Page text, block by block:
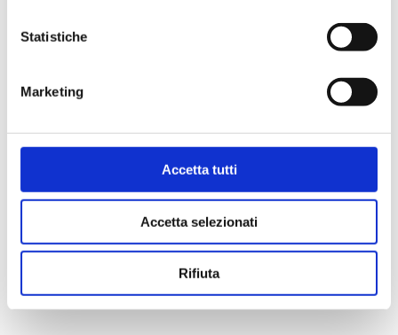
Statistiche
Marketing
Accetta tutti
Accetta selezionati
Rifiuta
Share Share Share